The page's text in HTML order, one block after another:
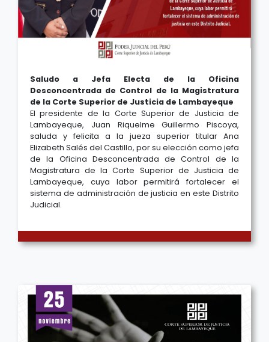
Saludo a Jefa Electa de la Oficina
Desconcentrada de Control de la Magistratura
de la Corte Superior de Justicia de Lambayeque
El presidente de la Corte Superior de Justicia de
Lambayeque, Juan Riquelme Guillermo Piscoya,
saluda y felicita a la jueza superior titular Ana
Elizabeth Salés del Castillo, por su elección como jefa
de la Oficina Desconcentrada de Control de la
Magistratura de la Corte Superior de Justicia de
Lambayeque, cuya labor permitirá fortalecer el
sistema de administración de justicia en este Distrito
Judicial.